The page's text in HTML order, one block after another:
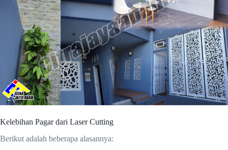
Kelebihan Pagar dari Laser Cutting
Berikut adalah beberapa alasannya: